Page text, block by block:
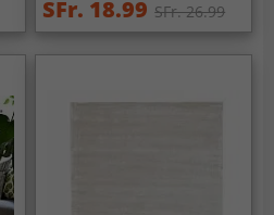
SFr. 18.99 SFr. 26.99